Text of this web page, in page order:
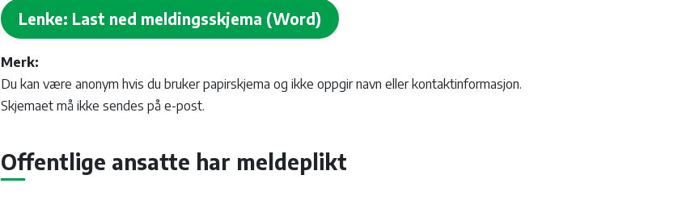
Lenke: Last ned meldingsskjema (Word)
Merk:
Du kan være anonym hvis du bruker papirskjema og ikke oppgir navn eller kontaktinformasjon.
Skjemaet må ikke sendes på e-post.
Offentlige ansatte har meldeplikt